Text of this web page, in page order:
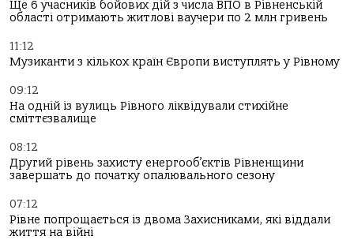
Ще 6 учасників бойових дій з числа ВПО в Рівненській
області отримають житлові ваучери по 2 млн гривень
11:12
Музиканти з кількох країн Європи виступлять у Рівному
09:12
На одній із вулиць Рівного ліквідували стихійне
сміттєзвалище
08:12
Другий рівень захисту енергооб’єктів Рівненщини
завершать до початку опалювального сезону
07:12
Рівне попрощається із двома Захисниками, які віддали
життя на війні